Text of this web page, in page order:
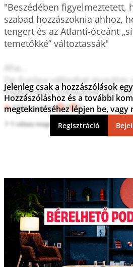
"Beszédében figyelmeztetett,
szabad hozzászoknia ahhoz,
tengert és az Atlanti-óceánt
temetőkké” változtassák"
Aha...
De Európa változhat muszlim
Válasz erre 3 0
1 válasz megtekintése
Jelenleg csak a hozzászólások
Hozzászóláshoz és a további
megtekintéséhez lépjen be, vagy
Regisztráció